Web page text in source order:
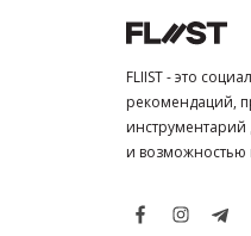
FLIIST - это
рекомендаций,
и возможностью